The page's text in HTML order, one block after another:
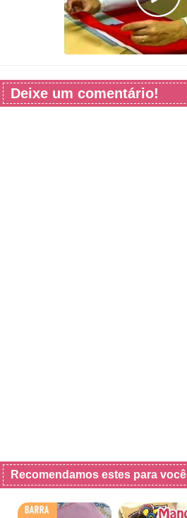
Deixe um comentário!
Recomendamos estes para você